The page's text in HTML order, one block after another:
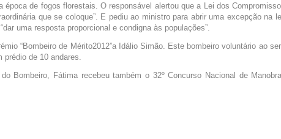
época de fogos florestais. O responsável alertou que a Lei dos
que se coloque”. E pediu ao ministro para abrir uma excepção
uma resposta proporcional e condigna às populações”.
“Bombeiro de Mérito2012”a Idálio Simão. Este bombeiro voluntário ao
de 10 andares.
Bombeiro, Fátima recebeu também o 32º Concurso Nacional de